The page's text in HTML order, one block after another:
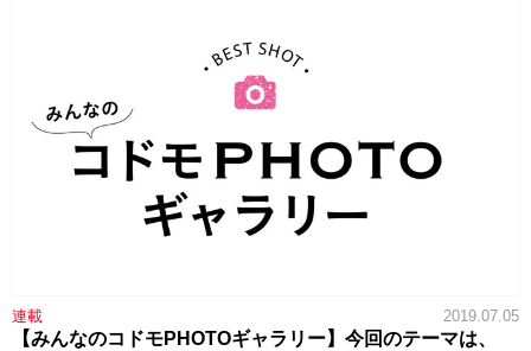
連載 2019.07.05
【みんなのコドモPHOTOギャラリー】今回のテーマは、